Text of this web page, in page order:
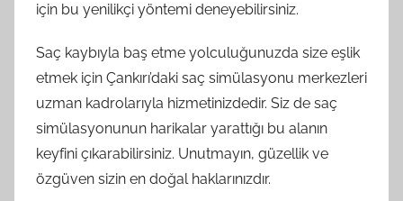
için bu yenilikçi yöntemi deneyebilirsiniz.
Saç kaybıyla baş etme yolculuğunuzda size eşlik
etmek için Çankırı’daki saç simülasyonu merkezleri
uzman kadrolarıyla hizmetinizdedir. Siz de saç
simülasyonunun harikalar yarattığı bu alanın
keyfini çıkarabilirsiniz. Unutmayın, güzellik ve
özgüven sizin en doğal haklarınızdır.